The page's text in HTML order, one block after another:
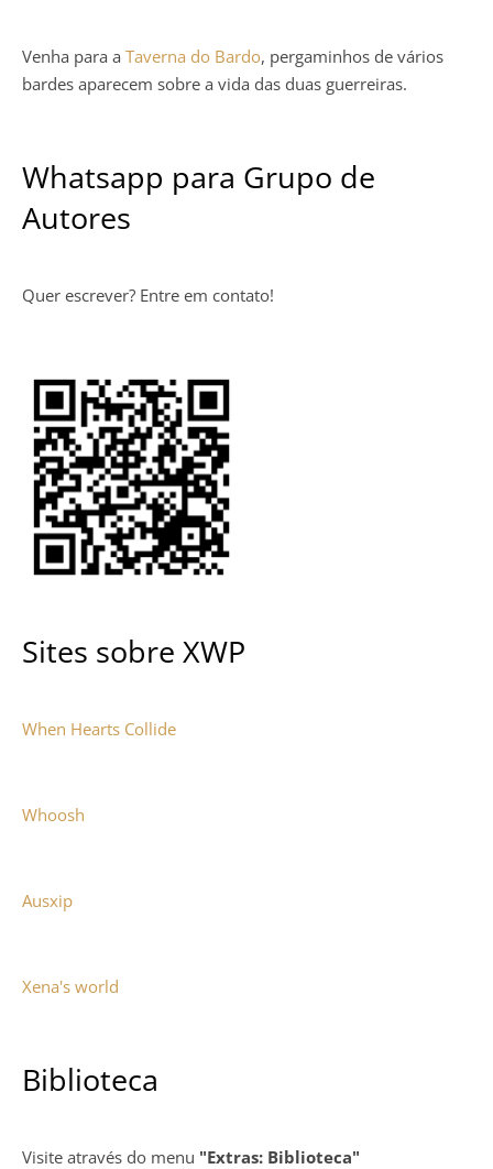
Venha para a Taverna do Bardo, pergaminhos de vários
bardes aparecem sobre a vida das duas guerreiras.
Whatsapp para Grupo de
Autores
Quer escrever? Entre em contato!
Sites sobre XWP
When Hearts Collide
Whoosh
Ausxip
Xena's world
Biblioteca
Visite através do menu "Extras: Biblioteca"